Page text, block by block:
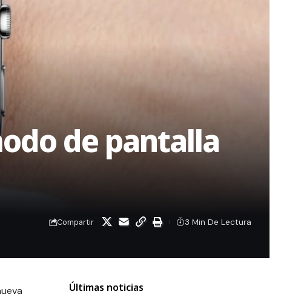
de pantalla
Compartir 3 Min De Lectura
Últimas noticias